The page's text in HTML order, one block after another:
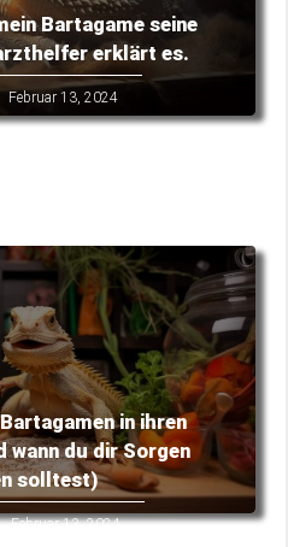
Bartagame seine
erklärt es.
Februar 13, 2024
in ihren
wann du dir Sorgen
solltest)
Februar 13, 2024